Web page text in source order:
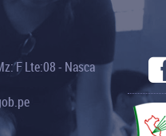
F Lte:08 - Nasca